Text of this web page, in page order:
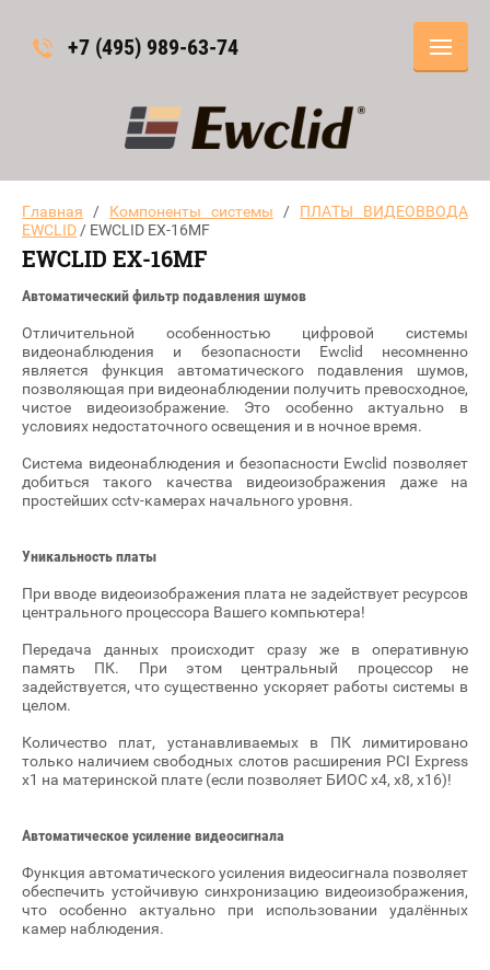
+7 (495) 989-63-74
Главная / Компоненты системы / ПЛАТЫ ВИДЕОВВОДА
EWCLID / EWCLID EX-16MF
EWCLID EX-16MF
Автоматический фильтр подавления шумов
Отличительной особенностью цифровой системы
видеонаблюдения и безопасности Ewclid несомненно
является функция автоматического подавления шумов,
позволяющая при видеонаблюдении получить превосходное,
чистое видеоизображение. Это особенно актуально в
условиях недостаточного освещения и в ночное время.
Система видеонаблюдения и безопасности Ewclid позволяет
добиться такого качества видеоизображения даже на
простейших cctv-камерах начального уровня.
Уникальность платы
При вводе видеоизображения плата не задействует ресурсов
центрального процессора Вашего компьютера!
Передача данных происходит сразу же в оперативную
память ПК. При этом центральный процессор не
задействуется, что существенно ускоряет работы системы в
целом.
Количество плат, устанавливаемых в ПК лимитировано
только наличием свободных слотов расширения PCI Express
x1 на материнской плате (если позволяет БИОС x4, x8, x16)!
Автоматическое усиление видеосигнала
Функция автоматического усиления видеосигнала позволяет
обеспечить устойчивую синхронизацию видеоизображения,
что особенно актуально при использовании удалённых
камер наблюдения.